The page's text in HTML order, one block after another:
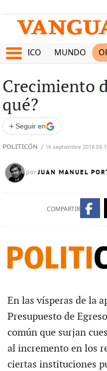
MÉXICO MUNDO
Crecimiento
qué?
+ Seguir en
POLITICÓN / 16 septiembre 2016
porJUAN MANUEL
COMPARTIR
En las vísperas de la
Presupuesto de
común que surjan
al incremento en los
ciertas instituciones